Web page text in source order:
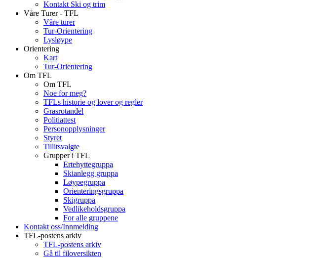
Kontakt Ski og trim
Våre Turer - TFL
Våre turer
Tur-Orientering
Lysløype
Orientering
Kart
Tur-Orientering
Om TFL
Om TFL
Noe for meg?
TFLs historie og lover og regler
Grasrotandel
Politiattest
Personopplysninger
Styret
Tillitsvalgte
Grupper i TFL
Ertehyttegruppa
Skianlegg gruppa
Løypegruppa
Orienteringsgruppa
Skigruppa
Vedlikeholdsgruppa
For alle gruppene
Kontakt oss/Innmelding
TFL-postens arkiv
TFL-postens arkiv
Gå til filoversikten